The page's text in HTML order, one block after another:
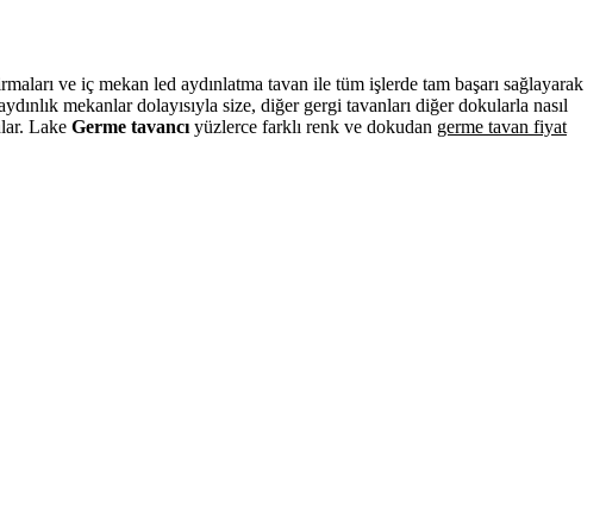
ve iç mekan led aydınlatma tavan ile tüm işlerde tam başarı sağlayarak
mekanlar dolayısıyla size, diğer gergi tavanları diğer dokularla nasıl
Lake Germe tavancı yüzlerce farklı renk ve dokudan germe tavan fiyat